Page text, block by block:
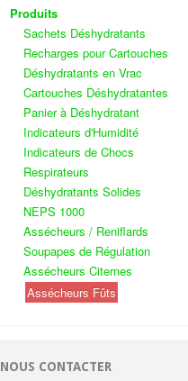
Produits
Sachets Déshydratants
Recharges pour Cartouches
Déshydratants en Vrac
Cartouches Déshydratantes
Panier à Déshydratant
Indicateurs d'Humidité
Indicateurs de Chocs
Respirateurs
Déshydratants Solides
NEPS 1000
Assécheurs / Reniflards
Soupapes de Régulation
Assécheurs Citernes
Assécheurs Fûts
NOUS CONTACTER